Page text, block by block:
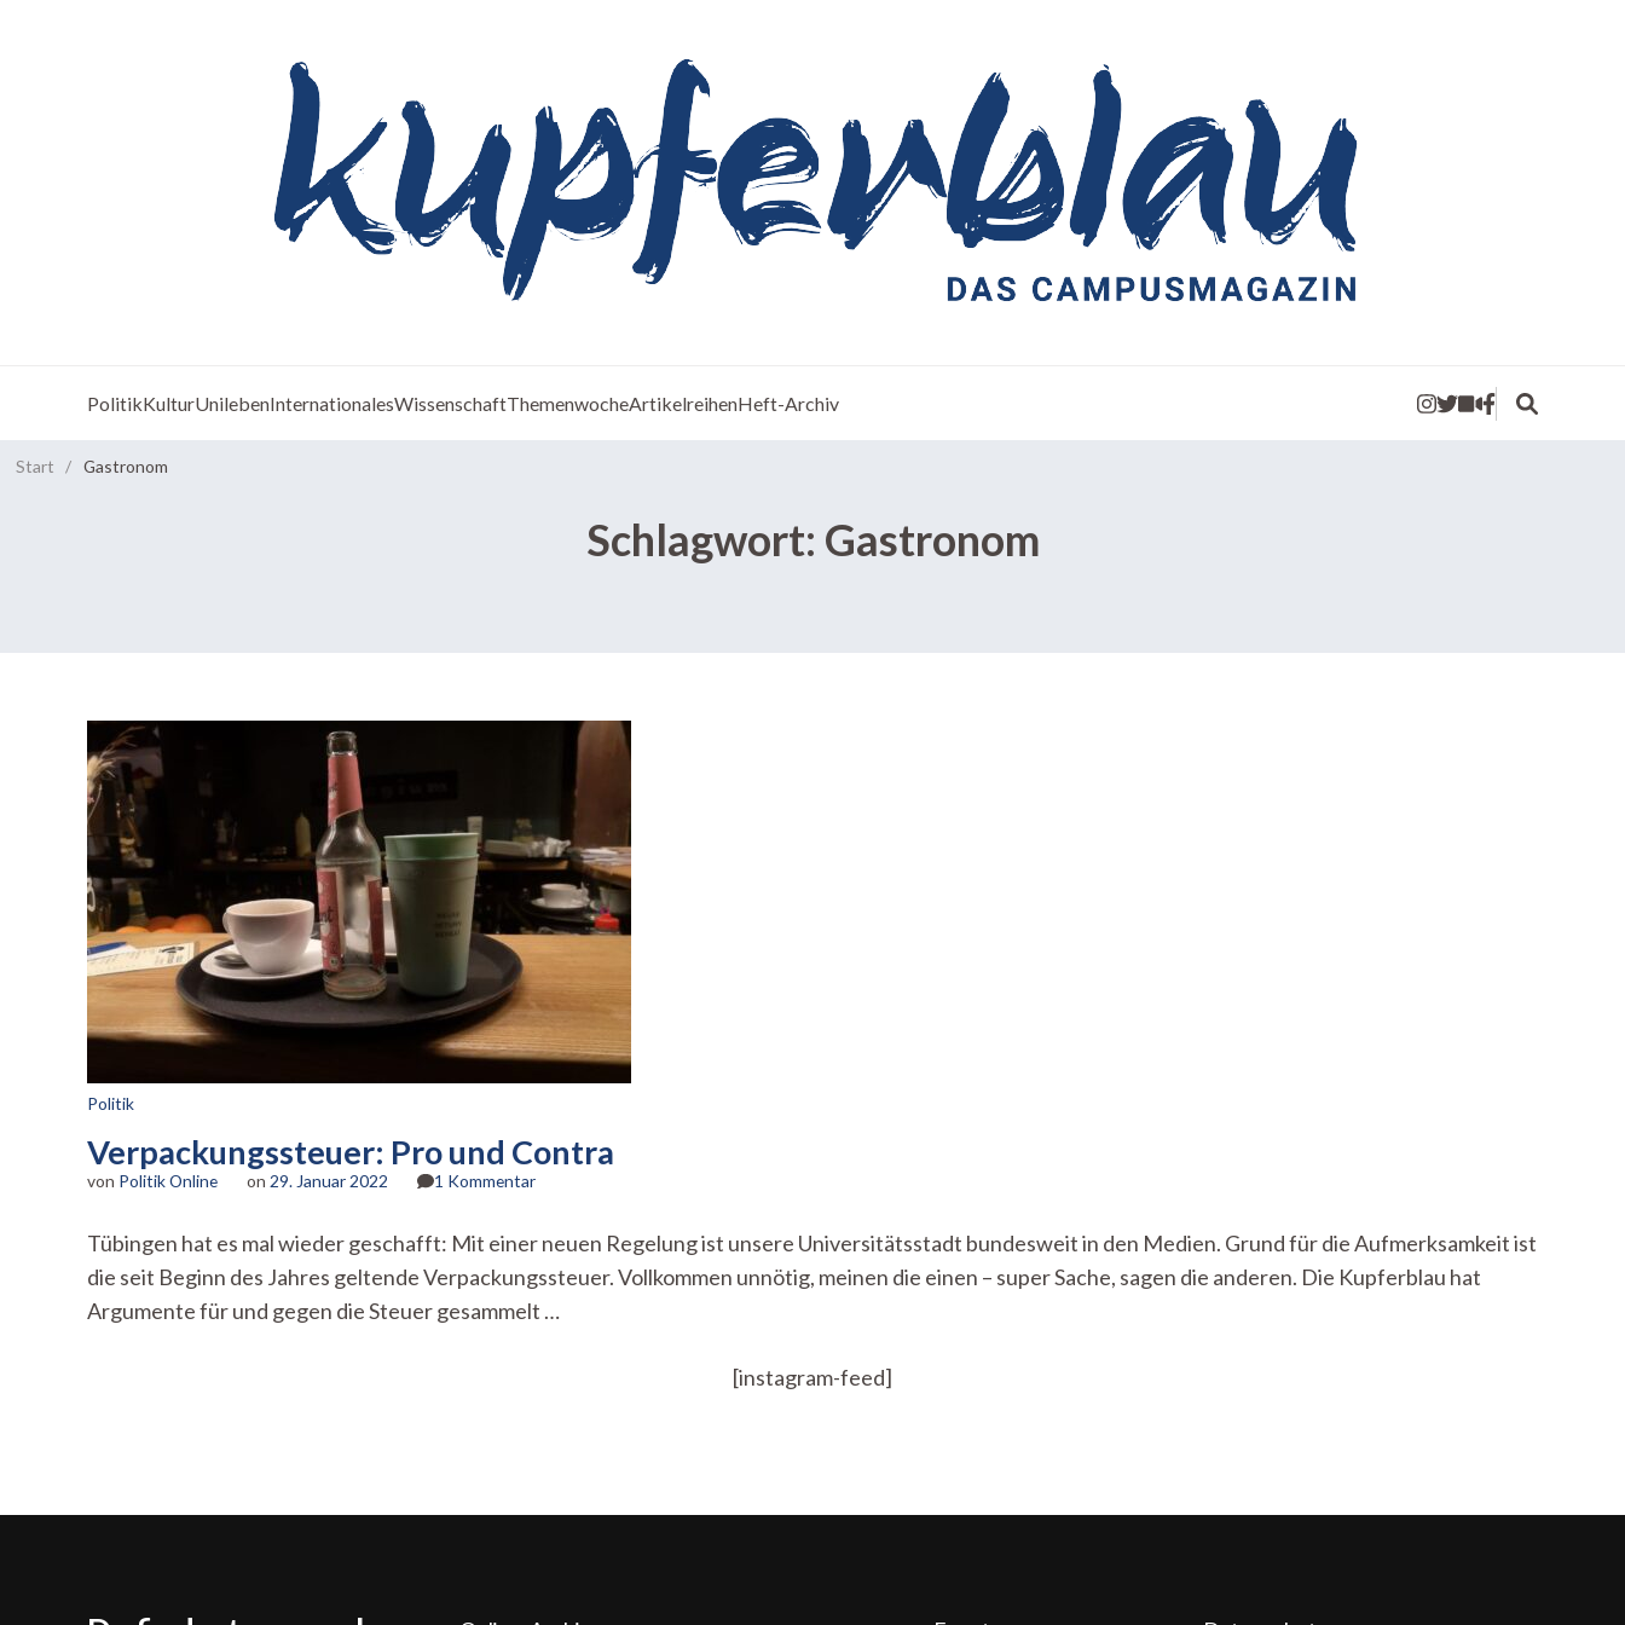
PolitikKulturUnilebenInternationalesWissenschaftThemenwocheArtikelreihenHeft-Archiv
Start / Gastronom
Schlagwort: Gastronom
Politik
Verpackungssteuer: Pro und Contra
von Politik Online on 29. Januar 2022 1 Kommentarzu
und
Contra
Tübingen hat es mal wieder geschafft: Mit einer neuen Regelung ist unsere Universitätsstadt bundesweit in den Medien. Grund für die Aufmerksamkeit ist
die seit Beginn des Jahres geltende Verpackungssteuer. Vollkommen unnötig, meinen die einen – super Sache, sagen die anderen. Die Kupferblau hat
Argumente für und gegen die Steuer gesammelt …
[instagram-feed]